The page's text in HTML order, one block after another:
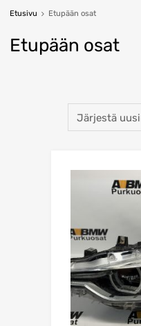
Etusivu Etupään osat
Etupään osat